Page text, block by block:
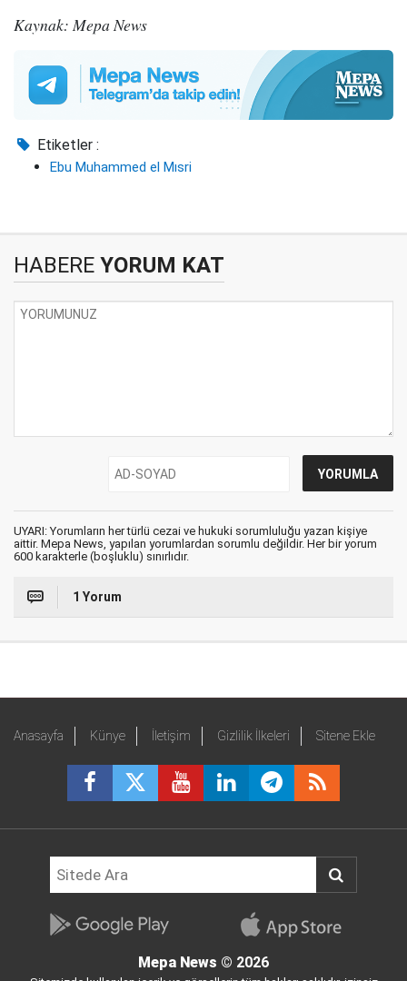
Kaynak: Mepa News
Etiketler :
Ebu Muhammed el Mısri
HABERE YORUM KAT
UYARI: Yorumların her türlü cezai ve hukuki sorumluluğu yazan kişiye
aittir. Mepa News, yapılan yorumlardan sorumlu değildir. Her bir yorum
600 karakterle (boşluklu) sınırlıdır.
1 Yorum
Anasayfa Künye İletişim Gizlilik İlkeleri Sitene Ekle
Mepa News © 2026